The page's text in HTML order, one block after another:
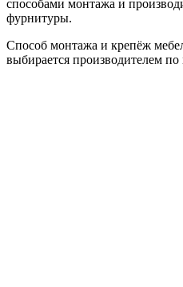
способами монтажа и
фурнитуры.
Способ монтажа и крепёж
выбирается производителем